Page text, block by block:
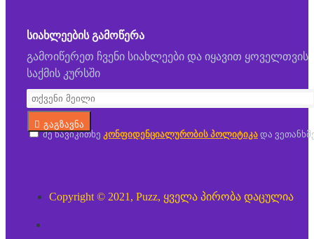
ᲡᲘᲐᲮᲚᲔᲔᲑᲘᲡ ᲒᲐᲛᲝᲬᲔᲠᲐ
გამოიწერეთ ჩვენი სიახლეები და იყავით ყოველთვის
საქმის კურსში
გაგზავნა
მე წავიკითხე კონფიდენციალურობის პოლიტიკა და
Copyright © 2021, Puzz, ყველა პირობა დაცულია